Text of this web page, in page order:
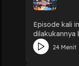
Episode kali
dilakukannya
mudanya24 Menit